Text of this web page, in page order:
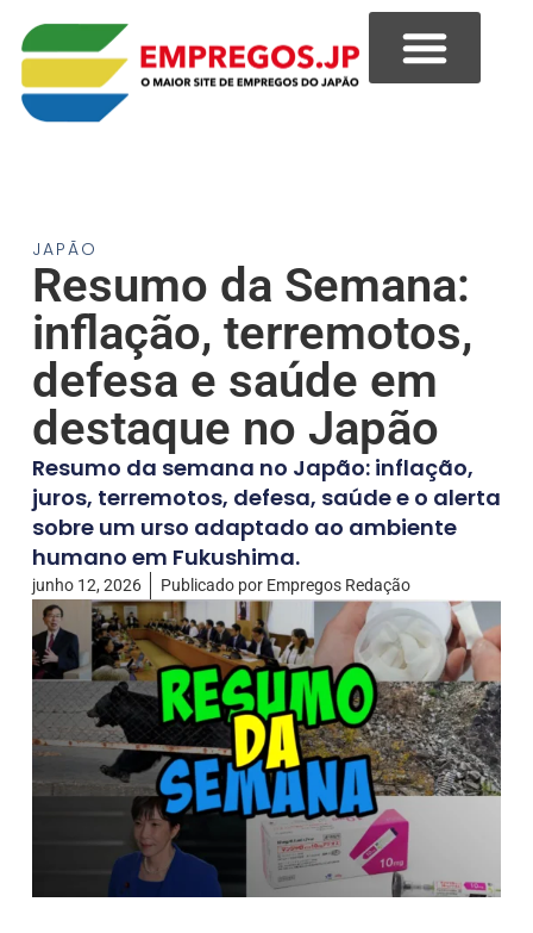
JAPÃO
Resumo da Semana:
inflação, terremotos,
defesa e saúde em
destaque no Japão
Resumo da semana no Japão: inflação,
juros, terremotos, defesa, saúde e o alerta
sobre um urso adaptado ao ambiente
humano em Fukushima.
junho 12, 2026 Publicado porEmpregos Redação